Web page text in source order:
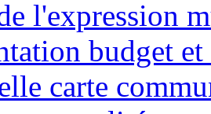
l'expression
budget
carte